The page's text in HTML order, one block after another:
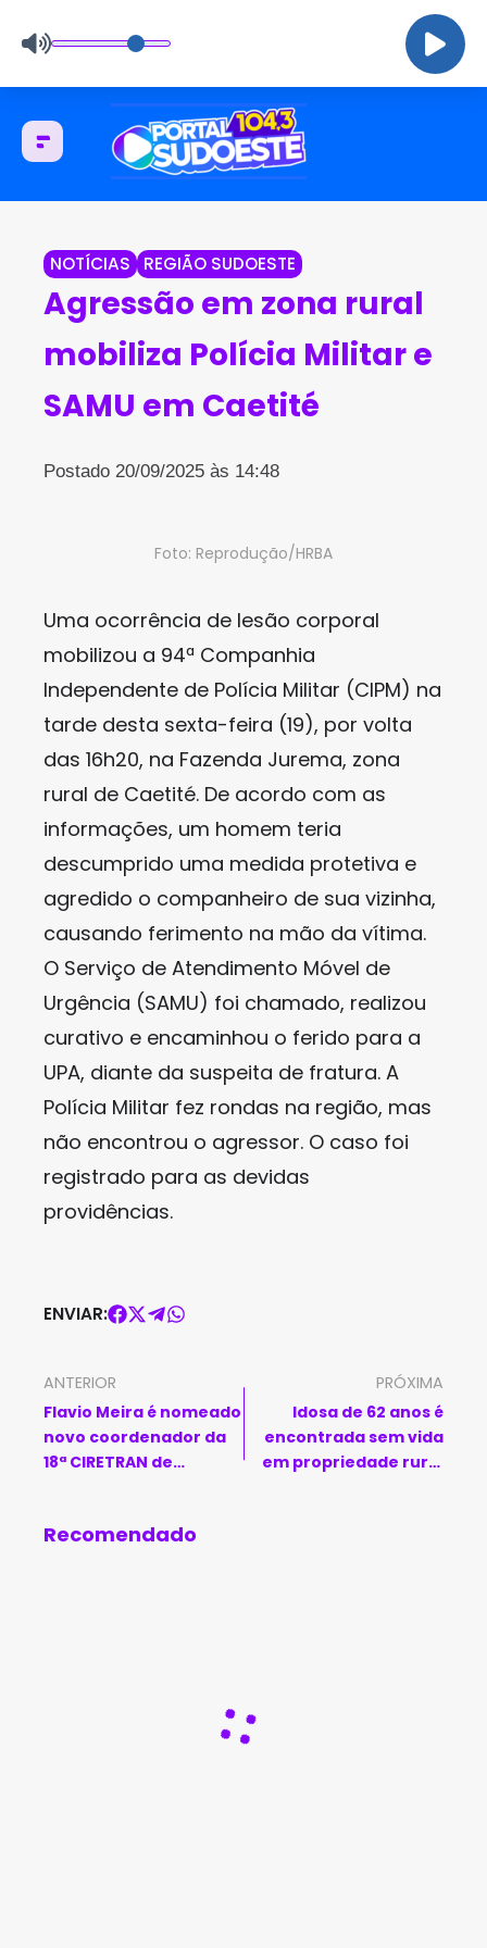
NOTÍCIAS REGIÃO SUDOESTE
Agressão em zona rural
mobiliza Polícia Militar e
SAMU em Caetité
Postado 20/09/2025 às 14:48
Foto: Reprodução/HRBA
Uma ocorrência de lesão corporal
mobilizou a 94ª Companhia
Independente de Polícia Militar (CIPM) na
tarde desta sexta-feira (19), por volta
das 16h20, na Fazenda Jurema, zona
rural de Caetité. De acordo com as
informações, um homem teria
descumprido uma medida protetiva e
agredido o companheiro de sua vizinha,
causando ferimento na mão da vítima.
O Serviço de Atendimento Móvel de
Urgência (SAMU) foi chamado, realizou
curativo e encaminhou o ferido para a
UPA, diante da suspeita de fratura. A
Polícia Militar fez rondas na região, mas
não encontrou o agressor. O caso foi
registrado para as devidas
providências.
ENVIAR:
ANTERIOR
Flavio Meira é nomeado
novo coordenador da
18ª CIRETRAN de
PRÓXIMA
Idosa de 62 anos é
encontrada sem vida
em propriedade rural
Recomendado